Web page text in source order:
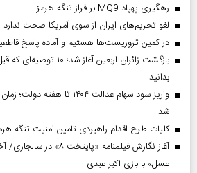
رهگیری پهپاد MQ9 بر فراز تنگه هرمز
لغو تحریم‌های ایران از سوی آمریکا صحت ندارد
در کمین تروریست‌ها هستیم و آماده پاسخ
بازگشت زائران اربعین آغاز
بدانید
واریز سود سهام عدالت ۱۴۰۴
شد
کلیات طرح اقدام راهبردی تامین امنیت تنگه
آغاز نگارش فیلمنامه
عسل» با بازی اکبر عبدی